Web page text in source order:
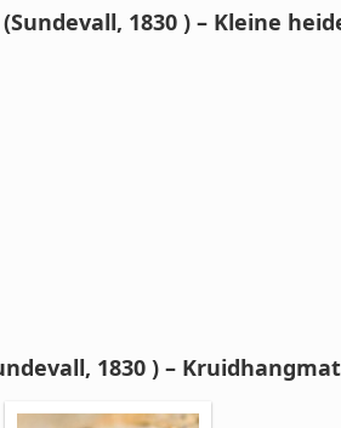
(Sundevall, 1830 ) – Kleine
1830 ) –